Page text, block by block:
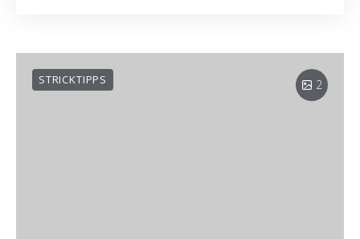
2
STRICKTIPPS